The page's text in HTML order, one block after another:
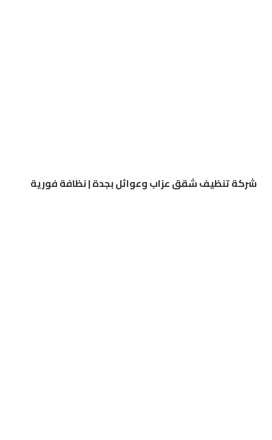
شركة تنظيف شقق عزاب وعوائل بجدة | نظافة فورية